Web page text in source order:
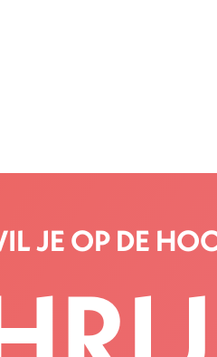
JE OP DE